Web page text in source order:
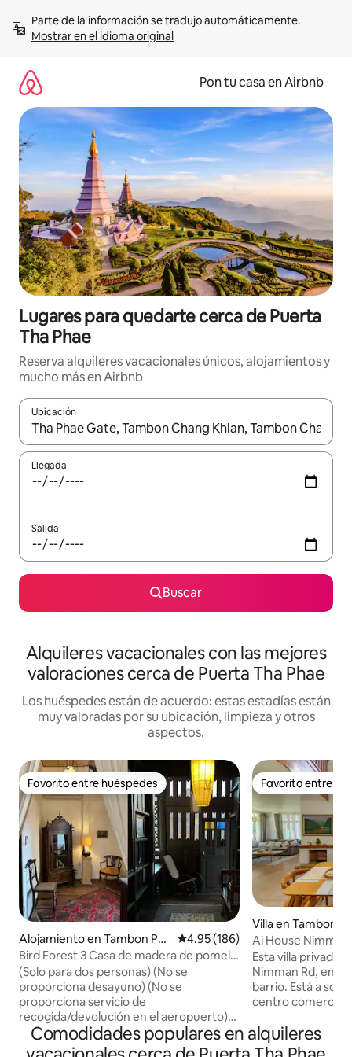
contenidoMostrar en el idioma original
Pon tu casa en Airbnb
Lugares para quedarte cerca de Puerta
Tha Phae
Reserva alquileres vacacionales únicos, alojamientos y
mucho más en Airbnb
Ubicación
Cuando los resultados estén disponibles, navega con las
Llegada
Salida
Buscar
Alquileres vacacionales con las mejores
valoraciones cerca de Puerta Tha Phae
Los huéspedes están de acuerdo: estas estadías están
muy valoradas por su ubicación, limpieza y otros
aspectos.
Favorito entre huéspedes
Favorito entre huéspedes
Alojamiento en Tambon Phr
a Sing
Calificación promedio: 4.95 de
4.95 (186)
Bird Forest 3 Casa de madera de pomelo
antiguo en el centro de la ciudad antigua
de Chiang Mai (a 10 minutos a pie de los
principales lugares de interés de Chiang
Mai)
(Solo para dos personas) (No se
proporciona desayuno) (No se
proporciona servicio de
recogida/devolución en el aeropuerto)
(Ten en cuenta que esta es una casa de
madera y no es buena en términos de
Favorito entre
Favorito entre
Villa en Tambon
Ai House
Esta villa privada
Nimman Rd, en
barrio. Está a solo 3 minutos a pie del
centro comercial
dormitorios y 4
jardín y una
Comodidades populares en alquileres